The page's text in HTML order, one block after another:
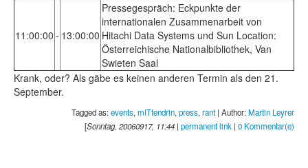
11:00:00 - 13:00:00
Pressegespräch: Eckpunkte der
internationalen Zusammenarbeit von
Hitachi Data Systems und Sun Location:
Österreichische Nationalbibliothek, Van
Swieten Saal
Krank, oder? Als gäbe es keinen anderen Termin als den 21.
September.
Tagged as:events,mITtendrin,press,rant | Author:Martin Leyrer
[Sonntag, 20060917, 11:44 | permanent link | 0 Kommentar(e)